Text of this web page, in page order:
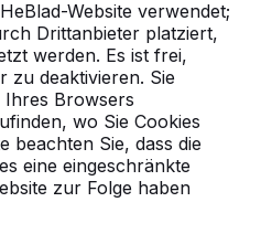
Website verwendet;
Drittanbieter platziert,
werden. Es ist frei,
zu deaktivieren. Sie
Browsers
wo Sie Cookies
beachten Sie, dass die
eine eingeschränkte
zur Folge haben